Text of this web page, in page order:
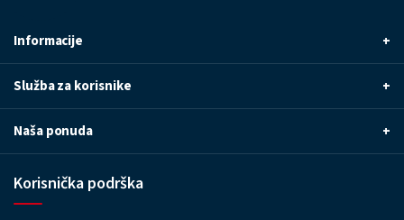
Informacije +
Služba za korisnike +
Naša ponuda +
Korisnička podrška